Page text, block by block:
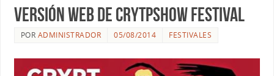
versión web de Crytpshow Festival
POR ADMINISTRADOR 05/08/2014 FESTIVALES